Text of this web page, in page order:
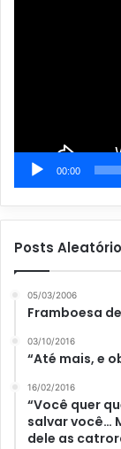
00:00
Posts
05/03/2006
Framboesa
03/10/2016
“Até mais, e
16/02/2016
“Você quer
salvar você…
dele as